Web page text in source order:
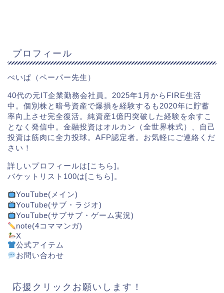
プロフィール
ぺいぱ（ペーパー先生）
40代の元IT企業勤務会社員。2025年1月からFIRE生活
中。個別株と暗号資産で爆損を経験するも2020年に貯蓄
率向上させ完全復活。純資産1億円突破した経験を余すこ
となく発信中。金融投資はオルカン（全世界株式）、自己
投資は筋肉に全力投球。AFP認定者。お気軽にご連絡くだ
さい！
詳しいプロフィールは[こちら]。
バケットリスト100は[こちら]。
YouTube(メイン)
YouTube(サブ・ラジオ)
YouTube(サブサブ・ゲーム実況)
note(4コママンガ)
X
公式アイテム
お問い合わせ
応援クリックお願いします！